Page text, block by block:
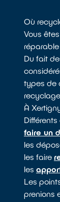
Où
Vous
réparable
Du fait
types de
À
faire un
les
les faire
les
Les
prenions